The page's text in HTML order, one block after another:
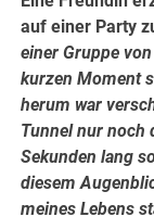
auf einer Party
einer Gruppe
kurzen Moment
herum war
Tunnel nur noch
Sekunden lang
diesem
meines Lebens